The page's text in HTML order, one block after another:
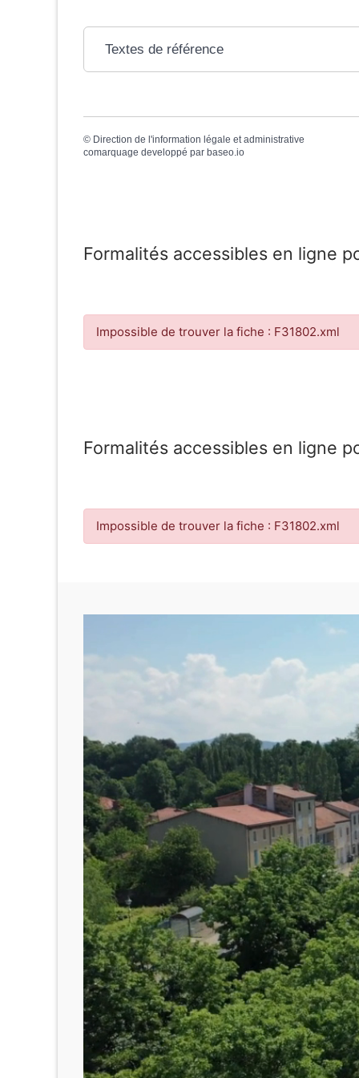
Textes de référence
© Direction de l'information légale et administrative
comarquage developpé par baseo.io
Formalités accessibles en ligne
Impossible de trouver la fiche : F31802.xml
Formalités accessibles en ligne
Impossible de trouver la fiche : F31802.xml